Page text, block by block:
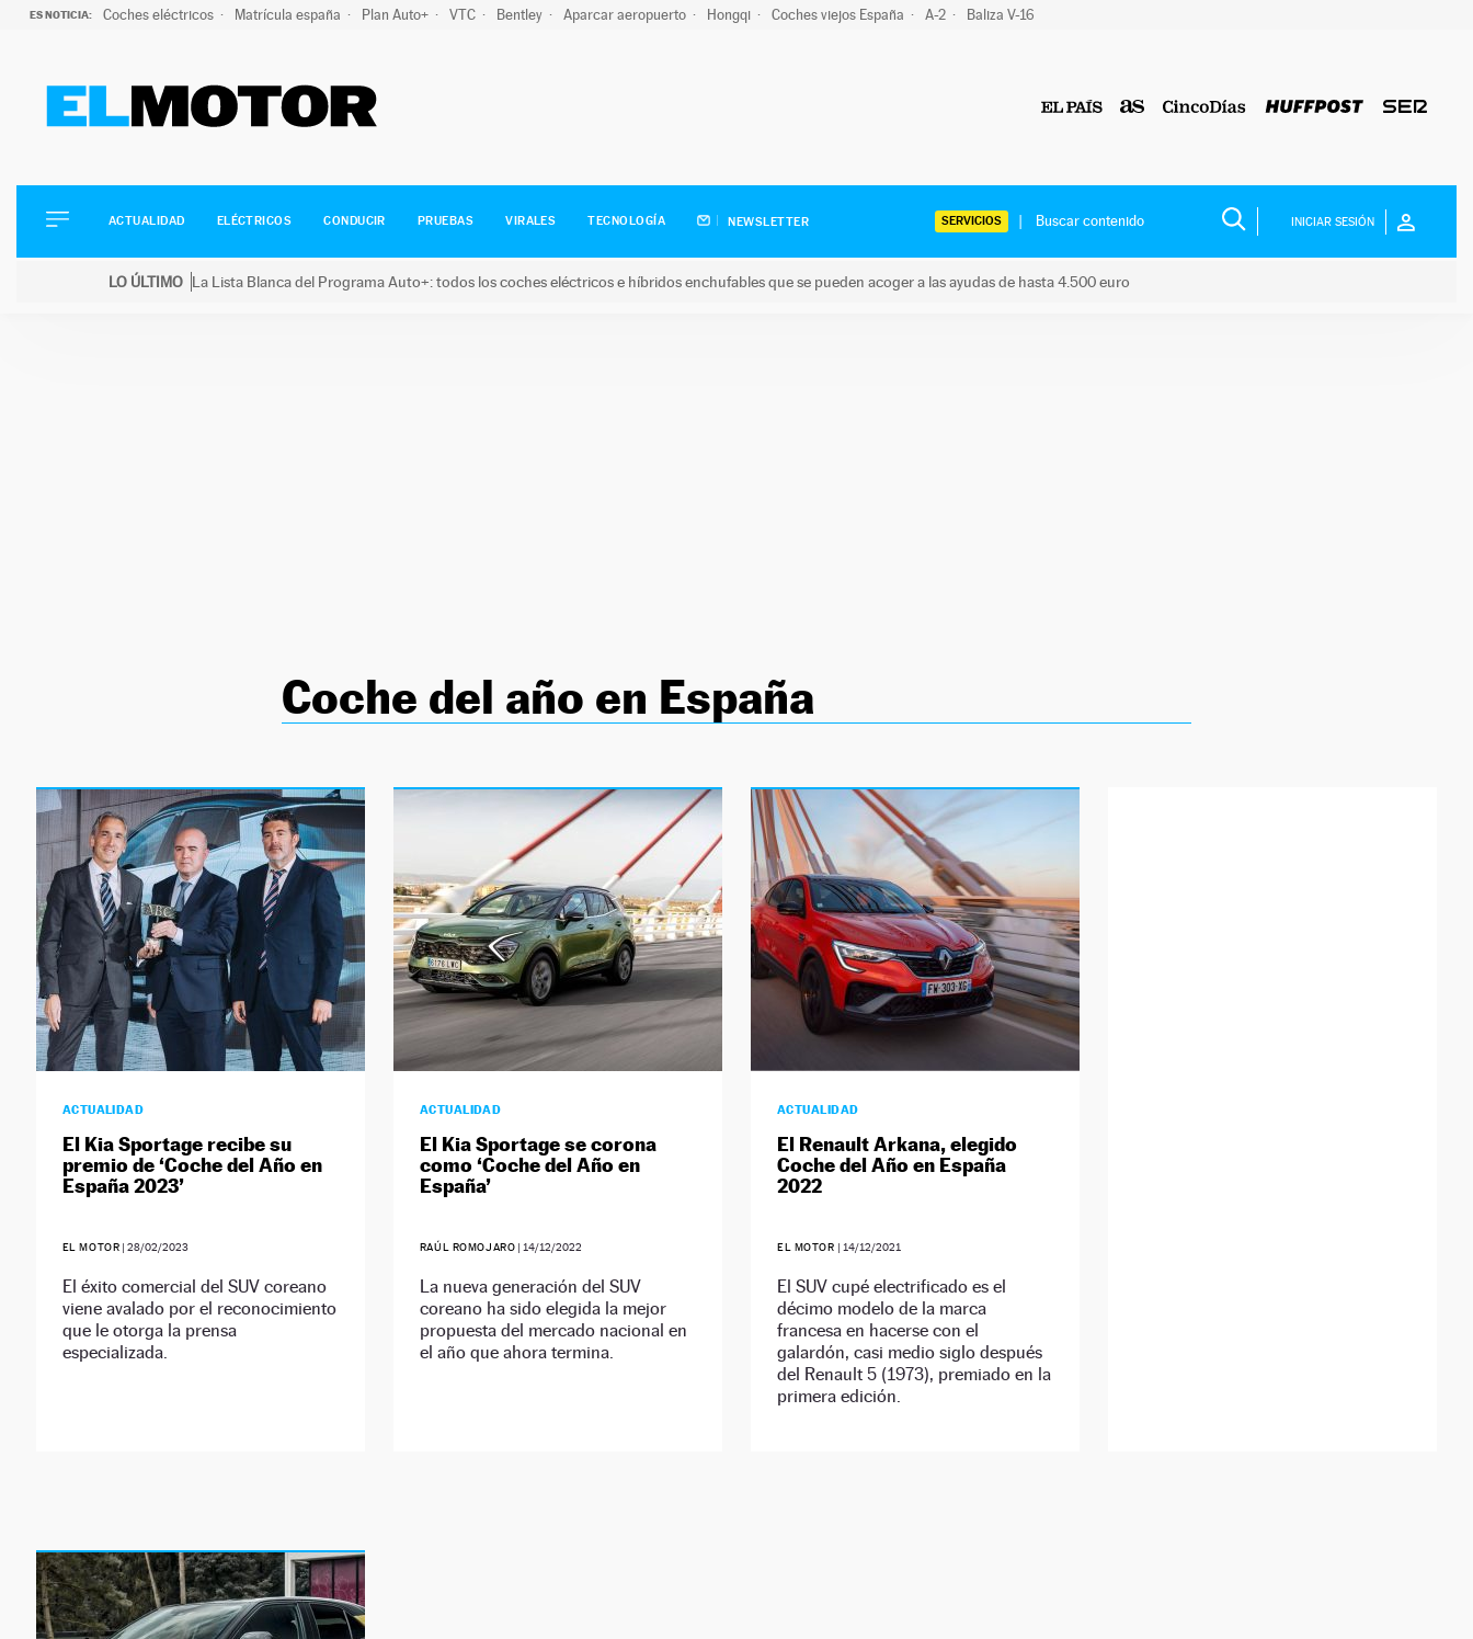
ES NOTICIA: Coches eléctricos Matrícula españa Plan Auto+ VTC Bentley Aparcar aeropuerto Hongqi Coches viejos España A-2 Baliza V-16
ELÉCTRICOS
CONDUCIR
ACTUALIDAD ELÉCTRICOS CONDUCIR PRUEBAS VIRALES TECNOLOGÍA NEWSLETTER SERVICIOS INICIAR SESIÓN
LO ÚLTIMO La Lista Blanca del Programa Auto+: todos los coches eléctricos e híbridos enchufables que se pueden acoger a las ayudas de hasta 4.500 euro
Coche del año en España
ACTUALIDAD
El Kia Sportage recibe su
premio de ‘Coche del Año en
España 2023’
EL MOTOR |28/02/2023
El éxito comercial del SUV coreano
viene avalado por el reconocimiento
que le otorga la prensa
especializada.
ACTUALIDAD
El Kia Sportage se corona
como ‘Coche del Año en
España’
RAÚL ROMOJARO | 14/12/2022
La nueva generación del SUV
coreano ha sido elegida la mejor
propuesta del mercado nacional en
el año que ahora termina.
ACTUALIDAD
El Renault Arkana, elegido
Coche del Año en España
2022
EL MOTOR | 14/12/2021
El SUV cupé electrificado es el
décimo modelo de la marca
francesa en hacerse con el
galardón, casi medio siglo después
del Renault 5 (1973), premiado en la
primera edición.